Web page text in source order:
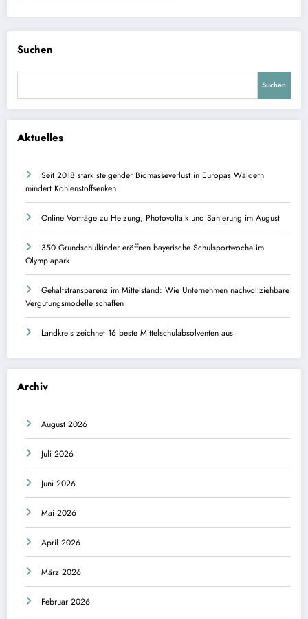
Suchen
Suchen
Aktuelles
Seit 2018 stark steigender Biomasseverlust in Europas Wäldern
mindert Kohlenstoffsenken
Online Vorträge zu Heizung, Photovoltaik und Sanierung im August
350 Grundschulkinder eröffnen bayerische Schulsportwoche im
Olympiapark
Gehaltstransparenz im Mittelstand: Wie Unternehmen nachvollziehbare
Vergütungsmodelle schaffen
Landkreis zeichnet 16 beste Mittelschulabsolventen aus
Archiv
August 2026
Juli 2026
Juni 2026
Mai 2026
April 2026
März 2026
Februar 2026